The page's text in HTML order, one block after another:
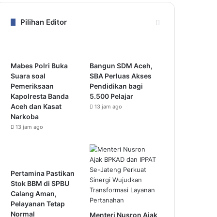
Pilihan Editor
Mabes Polri Buka
Suara soal
Pemeriksaan
Kapolresta Banda
Aceh dan Kasat
Narkoba
13 jam ago
Bangun SDM Aceh,
SBA Perluas Akses
Pendidikan bagi
5.500 Pelajar
13 jam ago
Pertamina Pastikan
Stok BBM di SPBU
Calang Aman,
Pelayanan Tetap
Normal
Menteri Nusron Ajak